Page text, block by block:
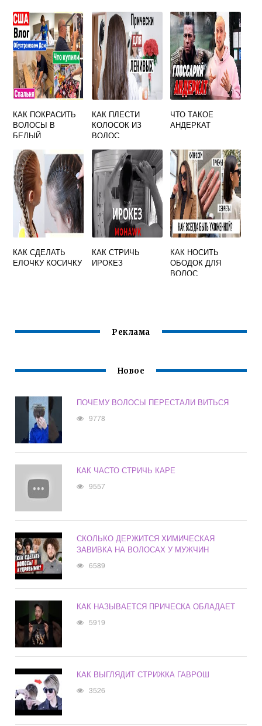
КАК ПОКРАСИТЬ
ВОЛОСЫ В
БЕЛЫЙ
КАК ПЛЕСТИ
КОЛОСОК ИЗ
ВОЛОС
ЧТО ТАКОЕ
АНДЕРКАТ
КАК СДЕЛАТЬ
ЕЛОЧКУ КОСИЧКУ
КАК СТРИЧЬ
ИРОКЕЗ
КАК НОСИТЬ
ОБОДОК ДЛЯ
ВОЛОС
Реклама
Новое
ПОЧЕМУ ВОЛОСЫ ПЕРЕСТАЛИ ВИТЬСЯ
9778
КАК ЧАСТО СТРИЧЬ КАРЕ
9557
СКОЛЬКО ДЕРЖИТСЯ ХИМИЧЕСКАЯ
ЗАВИВКА НА ВОЛОСАХ У МУЖЧИН
6589
КАК НАЗЫВАЕТСЯ ПРИЧЕСКА ОБЛАДАЕТ
5919
КАК ВЫГЛЯДИТ СТРИЖКА ГАВРОШ
3526